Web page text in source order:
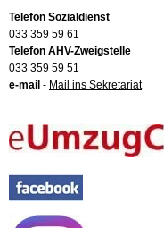
Telefon Sozialdienst
033 359 59 61
Telefon AHV-Zweigstelle
033 359 59 51
e-mail - Mail ins Sekretariat